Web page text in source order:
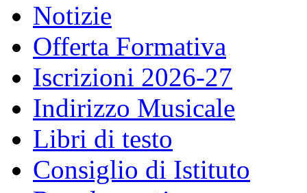
Notizie
Offerta Formativa
Iscrizioni 2026-27
Indirizzo Musicale
Libri di testo
Consiglio di Istituto